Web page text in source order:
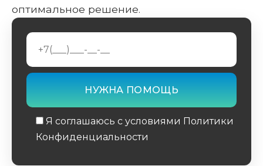
оптимальное решение.
Я соглашаюсь с условиями Политики
Конфиденциальности